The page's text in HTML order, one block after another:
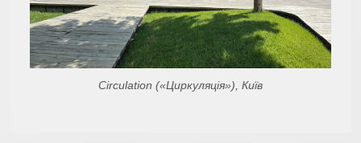
Circulation («Циркуляція»), Київ